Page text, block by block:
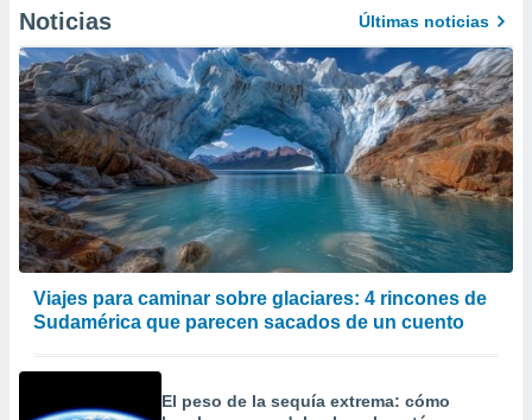
Noticias Últimas noticias
Viajes para caminar sobre glaciares: 4 rincones de
Sudamérica que parecen sacados de un cuento
El peso de la sequía extrema: cómo